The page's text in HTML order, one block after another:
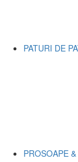
PATURI DE
PROSOAPE